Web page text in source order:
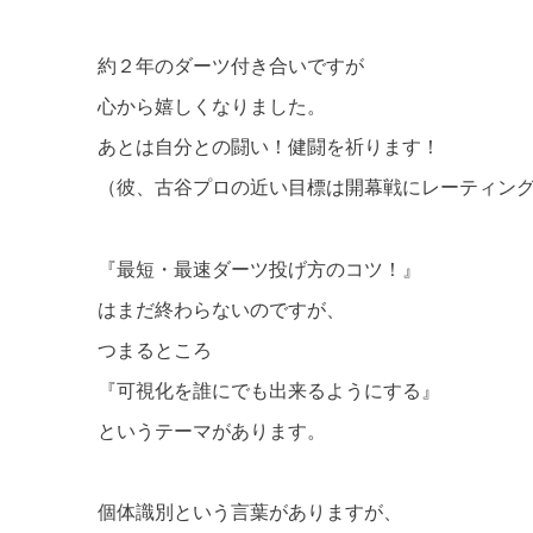
約２年のダーツ付き合いですが
心から嬉しくなりました。
あとは自分との闘い！健闘を祈ります！
（彼、古谷プロの近い目標は開幕戦にレーティン
『最短・最速ダーツ投げ方のコツ！』
はまだ終わらないのですが、
つまるところ
『可視化を誰にでも出来るようにする』
というテーマがあります。
個体識別という言葉がありますが、